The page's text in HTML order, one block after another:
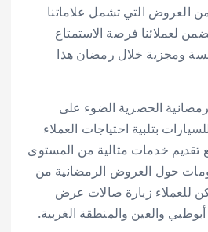
العروض التي تشمل علاماتنا
لعملائنا فرصة الاستمتاع
ومجزية خلال رمضان هذا
الحصرية الضوء على
بتلبية احتياجات العملاء
تقديم خدمات مثالية من المستوى
حول العروض الرمضانية من
للعملاء زيارة صالات عرض
والعين والمنطقة الغربية.